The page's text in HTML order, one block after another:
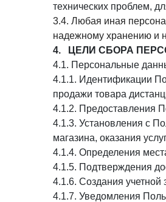
технических проблем,
3.4. Любая иная
надежному хранению и
4. ЦЕЛИ СБОРА
4.1. Персональные
4.1.1. Идентификации
продажи товара
4.1.2. Предоставления
4.1.3. Установления с
магазина, оказания
4.1.4. Определения
4.1.5. Подтверждения
4.1.6. Создания учетной
4.1.7. Уведомления